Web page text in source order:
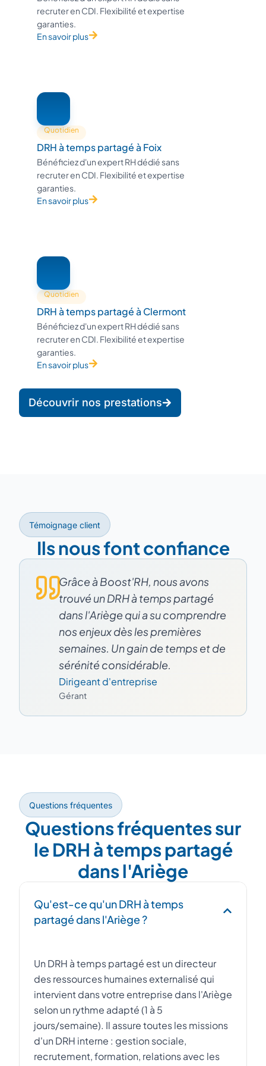
recruter en CDI. Flexibilité et expertise
garanties.
En savoir plus
Quotidien
DRH à temps partagé à Foix
Bénéficiez d'un expert RH dédié sans
recruter en CDI. Flexibilité et expertise
garanties.
En savoir plus
Quotidien
DRH à temps partagé à Clermont
Bénéficiez d'un expert RH dédié sans
recruter en CDI. Flexibilité et expertise
garanties.
En savoir plus
Découvrir nos prestations
Témoignage client
Ils nous font confiance
Grâce à Boost'RH, nous avons
trouvé un DRH à temps partagé
dans l'Ariège qui a su comprendre
nos enjeux dès les premières
semaines. Un gain de temps et de
sérénité considérable.
Dirigeant d'entreprise
Gérant
Questions fréquentes
Questions fréquentes sur
le DRH à temps partagé
dans l'Ariège
Qu'est-ce qu'un DRH à temps
partagé dans l'Ariège ?
Un DRH à temps partagé est un directeur
des ressources humaines externalisé qui
intervient dans votre entreprise dans l'Ariège
selon un rythme adapté (1 à 5
jours/semaine). Il assure toutes les missions
d'un DRH interne : gestion sociale,
recrutement, formation, relations avec les